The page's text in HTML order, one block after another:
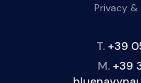
Privacy
T. +39
M. +39